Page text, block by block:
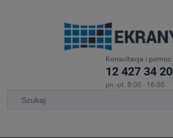
Konsultacja i pomoc
12 427 34 20
pn.-pt. 8:00 - 16:00